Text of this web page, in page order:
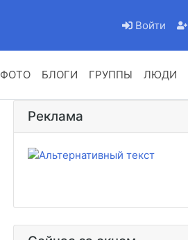
Войти
ФОТО БЛОГИ ГРУППЫ ЛЮДИ
Реклама